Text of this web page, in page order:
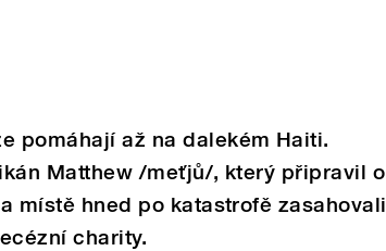
pomáhají až na dalekém Haiti.
Matthew /meťjů/, který připravil o
místě hned po katastrofě zasahovali
charity.